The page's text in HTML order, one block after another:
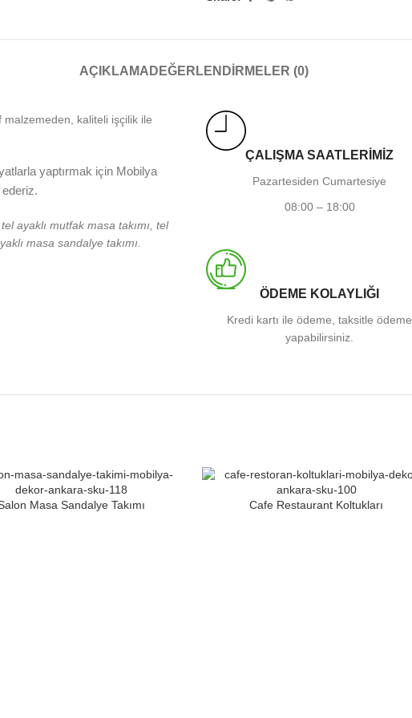
AÇIKLAMA DEĞERLENDIRMELER (0)
malzemeden, kaliteli işçilik ile
yaptırmak için Mobilya
ayaklı mutfak masa takımı, tel
masa sandalye takımı.
ÇALIŞMA SAATLERİMİZ
Pazartesiden Cumartesiye
08:00 – 18:00
ÖDEME KOLAYLIĞI
Kredi kartı ile ödeme, taksitle ödeme
yapabilirsiniz.
Masa Sandalye Takımı Cafe Restaurant Koltukları